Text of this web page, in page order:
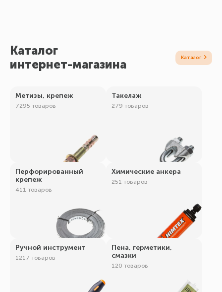
Каталог
интернет-магазина
Метизы, крепеж
7295 товаров
Такелаж
279 товаров
Перфорированный
крепеж
411 товаров
Химические анкера
251 товаров
Ручной инструмент
1217 товаров
Пена, герметики,
смазки
120 товаров